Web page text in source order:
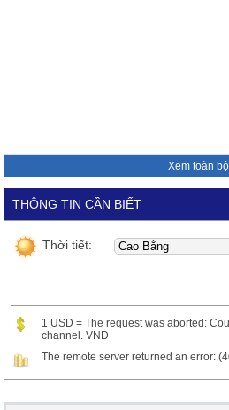
Xem toàn bộ
THÔNG TIN CẦN BIẾT
Thời tiết:
1 USD = The request was aborted:
channel. VNĐ
The remote server returned an error: